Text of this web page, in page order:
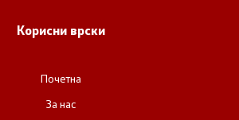
Корисни врски
Почетна
За нас